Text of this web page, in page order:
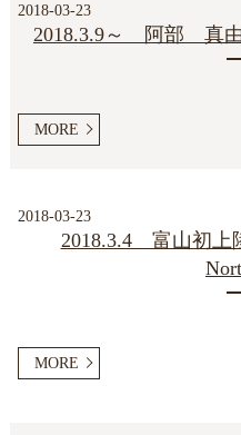
2018-03-23
2018.3.9～ 阿部 真
MORE
2018-03-23
2018.3.4 富山初上
MORE